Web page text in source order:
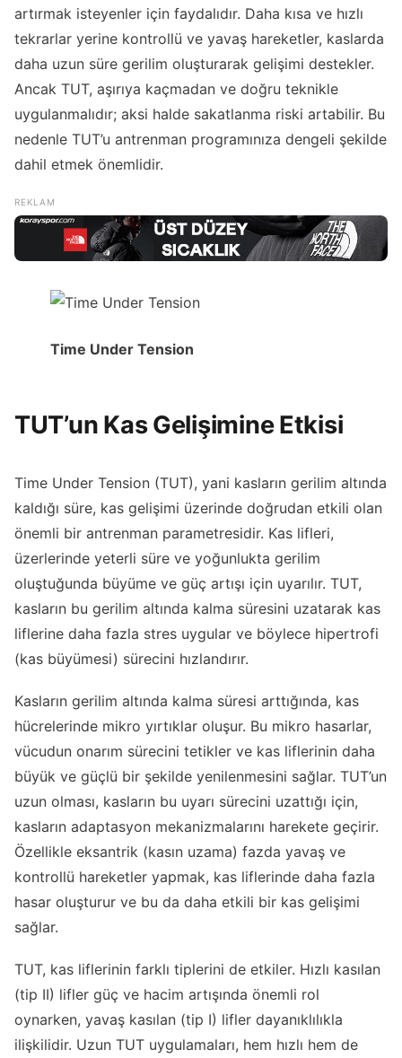
artırmak isteyenler için faydalıdır. Daha kısa ve hızlı
tekrarlar yerine kontrollü ve yavaş hareketler, kaslarda
daha uzun süre gerilim oluşturarak gelişimi destekler.
Ancak TUT, aşırıya kaçmadan ve doğru teknikle
uygulanmalıdır; aksi halde sakatlanma riski artabilir. Bu
nedenle TUT’u antrenman programınıza dengeli şekilde
dahil etmek önemlidir.
Time Under Tension
TUT’un Kas Gelişimine Etkisi
Time Under Tension (TUT), yani kasların gerilim altında
kaldığı süre, kas gelişimi üzerinde doğrudan etkili olan
önemli bir antrenman parametresidir. Kas lifleri,
üzerlerinde yeterli süre ve yoğunlukta gerilim
oluştuğunda büyüme ve güç artışı için uyarılır. TUT,
kasların bu gerilim altında kalma süresini uzatarak kas
liflerine daha fazla stres uygular ve böylece hipertrofi
(kas büyümesi) sürecini hızlandırır.
Kasların gerilim altında kalma süresi arttığında, kas
hücrelerinde mikro yırtıklar oluşur. Bu mikro hasarlar,
vücudun onarım sürecini tetikler ve kas liflerinin daha
büyük ve güçlü bir şekilde yenilenmesini sağlar. TUT’un
uzun olması, kasların bu uyarı sürecini uzattığı için,
kasların adaptasyon mekanizmalarını harekete geçirir.
Özellikle eksantrik (kasın uzama) fazda yavaş ve
kontrollü hareketler yapmak, kas liflerinde daha fazla
hasar oluşturur ve bu da daha etkili bir kas gelişimi
sağlar.
TUT, kas liflerinin farklı tiplerini de etkiler. Hızlı kasılan
(tip II) lifler güç ve hacim artışında önemli rol
oynarken, yavaş kasılan (tip I) lifler dayanıklılıkla
ilişkilidir. Uzun TUT uygulamaları, hem hızlı hem de